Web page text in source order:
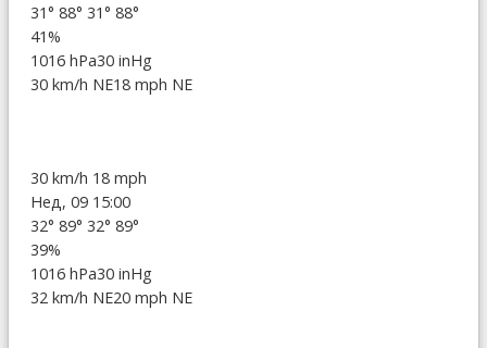
31° 88° 31° 88°
41%
1016 hPa30 inHg
30 km/h NE18 mph NE
30 km/h 18 mph
Нед, 09 15:00
32° 89° 32° 89°
39%
1016 hPa30 inHg
32 km/h NE20 mph NE